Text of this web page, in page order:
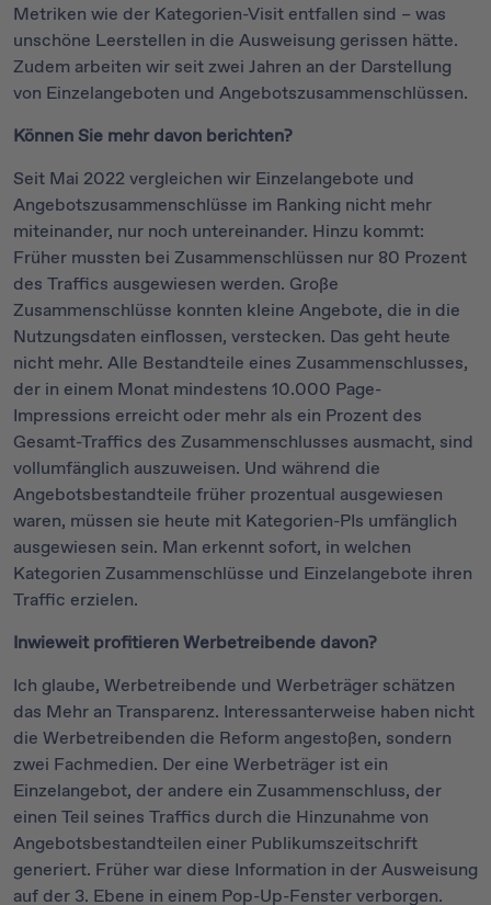
Metriken wie der Kategorien-Visit entfallen sind – was
unschöne Leerstellen in die Ausweisung gerissen hätte.
Zudem arbeiten wir seit zwei Jahren an der Darstellung
von Einzelangeboten und Angebotszusammenschlüssen.
Können Sie mehr davon berichten?
Seit Mai 2022 vergleichen wir Einzelangebote und
Angebotszusammenschlüsse im Ranking nicht mehr
miteinander, nur noch untereinander. Hinzu kommt:
Früher mussten bei Zusammenschlüssen nur 80 Prozent
des Traffics ausgewiesen werden. Große
Zusammenschlüsse konnten kleine Angebote, die in die
Nutzungsdaten einflossen, verstecken. Das geht heute
nicht mehr. Alle Bestandteile eines Zusammenschlusses,
der in einem Monat mindestens 10.000 Page-
Impressions erreicht oder mehr als ein Prozent des
Gesamt-Traffics des Zusammenschlusses ausmacht, sind
vollumfänglich auszuweisen. Und während die
Angebotsbestandteile früher prozentual ausgewiesen
waren, müssen sie heute mit Kategorien-PIs umfänglich
ausgewiesen sein. Man erkennt sofort, in welchen
Kategorien Zusammenschlüsse und Einzelangebote ihren
Traffic erzielen.
Inwieweit profitieren Werbetreibende davon?
Ich glaube, Werbetreibende und Werbeträger schätzen
das Mehr an Transparenz. Interessanterweise haben nicht
die Werbetreibenden die Reform angestoßen, sondern
zwei Fachmedien. Der eine Werbeträger ist ein
Einzelangebot, der andere ein Zusammenschluss, der
einen Teil seines Traffics durch die Hinzunahme von
Angebotsbestandteilen einer Publikumszeitschrift
generiert. Früher war diese Information in der Ausweisung
auf der 3. Ebene in einem Pop-Up-Fenster verborgen.